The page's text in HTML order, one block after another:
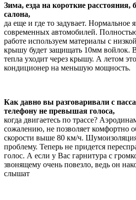
Зима, езда на короткие расстояния,
салона,
да еще и где то задувает. Нормальное
современных автомобилей.
работе используем материалы с
крышу будет защищать 10мм войлок.
тепла уходит через крышу. А летом
кондиционер на меньшую мощность.
Как давно вы разговаривали с
телефону не превышая голоса,
когда двигаетесь по трассе?
сожалению, не позволяет комфортно
скорости выше 80 км/ч.
проблему. Теперь не придется
голос. А если у Вас гарнитура с
звонящему очень повезло, ведь он
слышат